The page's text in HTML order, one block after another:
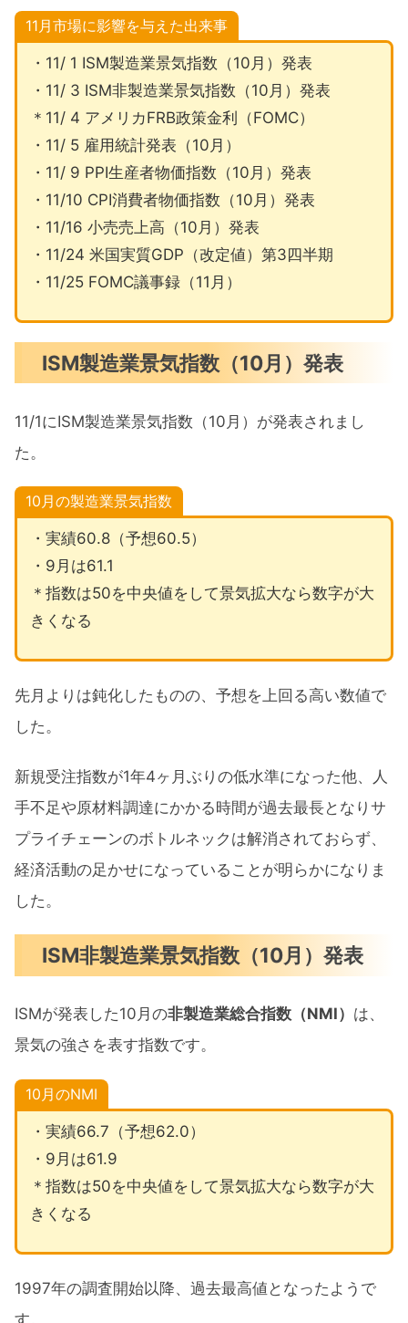
11月市場に影響を与えた出来事
・11/ 1 ISM製造業景気指数（10月）発表
・11/ 3 ISM非製造業景気指数（10月）発表
＊11/ 4 アメリカFRB政策金利（FOMC）
・11/ 5 雇用統計発表（10月）
・11/ 9 PPI生産者物価指数（10月）発表
・11/10 CPI消費者物価指数（10月）発表
・11/16 小売売上高（10月）発表
・11/24 米国実質GDP（改定値）第3四半期
・11/25 FOMC議事録（11月）
ISM製造業景気指数（10月）発表
11/1にISM製造業景気指数（10月）が発表されまし
た。
10月の製造業景気指数
・実績60.8（予想60.5）
・9月は61.1
＊指数は50を中央値をして景気拡大なら数字が大
きくなる
先月よりは鈍化したものの、予想を上回る高い数値で
した。
新規受注指数が1年4ヶ月ぶりの低水準になった他、人
手不足や原材料調達にかかる時間が過去最長となりサ
プライチェーンのボトルネックは解消されておらず、
経済活動の足かせになっていることが明らかになりま
した。
ISM非製造業景気指数（10月）発表
ISMが発表した10月の非製造業総合指数（NMI） は、
景気の強さを表す指数です。
10月のNMI
・実績66.7（予想62.0）
・9月は61.9
＊指数は50を中央値をして景気拡大なら数字が大
きくなる
1997年の調査開始以降、過去最高値となったようで